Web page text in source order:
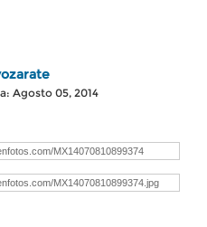
Agosto 05, 2014